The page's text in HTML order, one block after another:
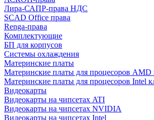
Лира-САПР-права НДС
SCAD Office права
Renga-права
Комплектующие
БП для корпусов
Системы охлаждения
Материнские платы
Материнские платы для процесоров AMD
Материнские платы для процесоров Intel
Видеокарты
Видеокарты на чипсетах ATI
Видеокарты на чипсетах NVIDIA
Видеокарты на чипсетах Intel